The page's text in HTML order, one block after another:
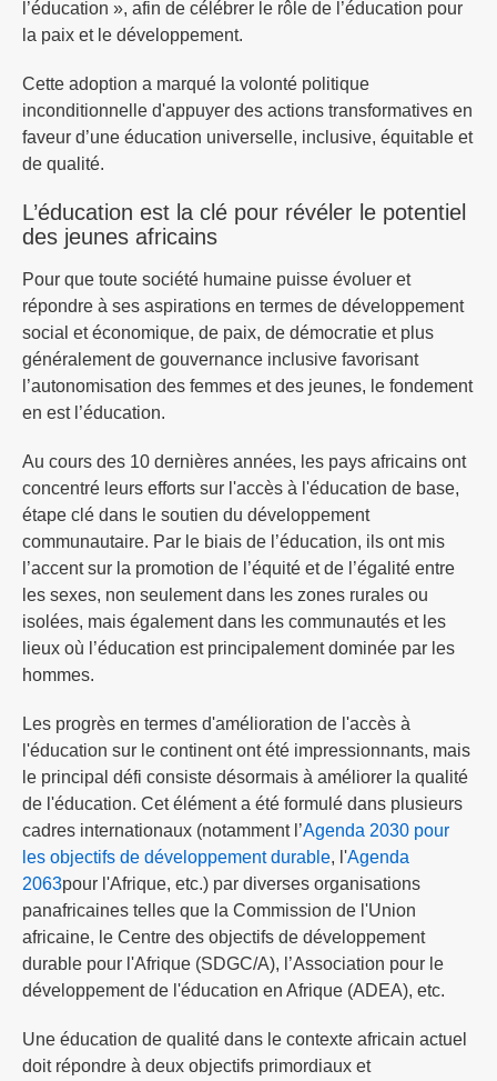
l’éducation », afin de célébrer le rôle de l’éducation pour
la paix et le développement.
Cette adoption a marqué la volonté politique
inconditionnelle d'appuyer des actions transformatives en
faveur d’une éducation universelle, inclusive, équitable et
de qualité.
L’éducation est la clé pour révéler le potentiel
des jeunes africains
Pour que toute société humaine puisse évoluer et
répondre à ses aspirations en termes de développement
social et économique, de paix, de démocratie et plus
généralement de gouvernance inclusive favorisant
l’autonomisation des femmes et des jeunes, le fondement
en est l’éducation.
Au cours des 10 dernières années, les pays africains ont
concentré leurs efforts sur l'accès à l'éducation de base,
étape clé dans le soutien du développement
communautaire. Par le biais de l’éducation, ils ont mis
l’accent sur la promotion de l’équité et de l’égalité entre
les sexes, non seulement dans les zones rurales ou
isolées, mais également dans les communautés et les
lieux où l’éducation est principalement dominée par les
hommes.
Les progrès en termes d'amélioration de l'accès à
l'éducation sur le continent ont été impressionnants, mais
le principal défi consiste désormais à améliorer la qualité
de l'éducation. Cet élément a été formulé dans plusieurs
cadres internationaux (notamment l’Agenda 2030 pour
les objectifs de développement durable, l'Agenda
2063pour l'Afrique, etc.) par diverses organisations
panafricaines telles que la Commission de l'Union
africaine, le Centre des objectifs de développement
durable pour l'Afrique (SDGC/A), l’Association pour le
développement de l'éducation en Afrique (ADEA), etc.
Une éducation de qualité dans le contexte africain actuel
doit répondre à deux objectifs primordiaux et